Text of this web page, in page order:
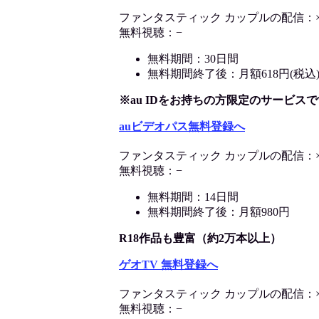
ファンタスティック カップルの配信：
無料視聴：−
無料期間：30日間
無料期間終了後：月額618円(税込)
※au IDをお持ちの方限定のサービス
auビデオパス無料登録へ
ファンタスティック カップルの配信：
無料視聴：−
無料期間：14日間
無料期間終了後：月額980円
R18作品も豊富（約2万本以上）
ゲオTV 無料登録へ
ファンタスティック カップルの配信：
無料視聴：−